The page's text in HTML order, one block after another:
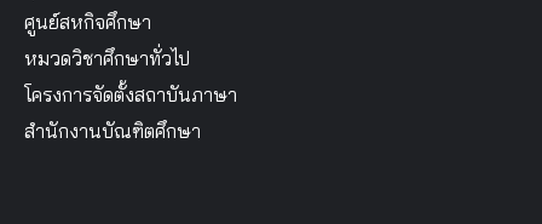
ศูนย์สหกิจศึกษา
หมวดวิชาศึกษาทั่วไป
โครงการจัดตั้งสถาบันภาษา
สำนักงานบัณฑิตศึกษา